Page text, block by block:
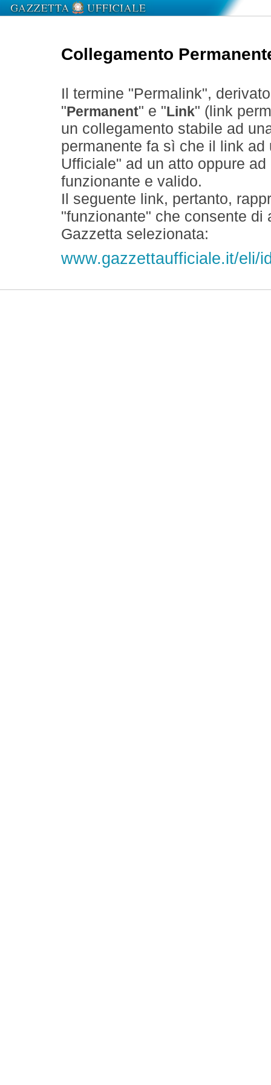
Collegamento
Il termine "Permalink",
" Permanent" e " Link" (link
un collegamento stabile ad
permanente fa sì che il link
Ufficiale" ad un atto oppure
funzionante e valido.
Il seguente link, pertanto,
"funzionante" che consente
Gazzetta selezionata:
www.gazzettaufficiale.it/eli/